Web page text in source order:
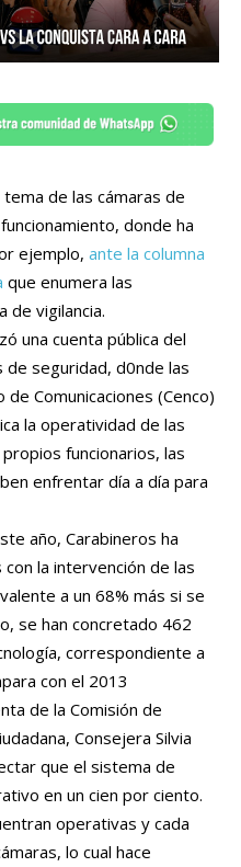
de las cámaras de
donde ha
ejemplo, ante la columna
que enumera las
de vigilancia.
una cuenta pública del
de seguridad, d0nde las
Comunicaciones (Cenco)
la operatividad de las
funcionarios, las
enfrentar día a día para
año, Carabineros ha
la intervención de las
a un 68% más si se
se han concretado 462
correspondiente a
con el 2013
de la Comisión de
Consejera Silvia
que el sistema de
en un cien por ciento.
operativas y cada
lo cual hace